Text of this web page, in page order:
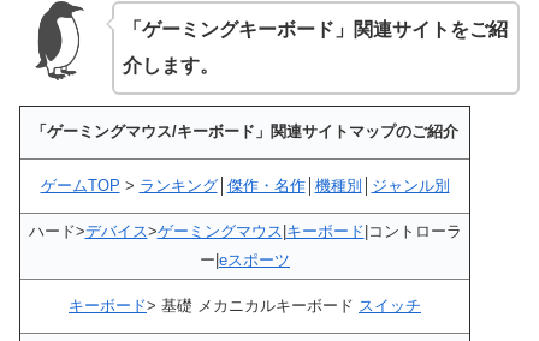
「ゲーミングキーボード」関連サイトをご紹
介します。
「ゲーミングマウス/キーボード」関連サイトマップのご紹介
ゲームTOP > ランキング│ 傑作・名作│ 機種別 ジャンル別
ハード>デバイス>ゲーミングマウス キーボード |コントローラ
ー| eスポーツ
キーボード> 基礎 メカニカルキーボード スイッチ